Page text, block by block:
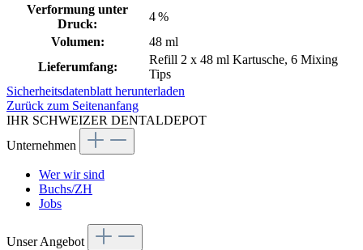
Verformung unter
Druck:
4 %
Volumen:
48 ml
Lieferumfang:
Refill 2 x 48 ml Kartusche, 6 Mixing
Tips
Sicherheitsdatenblatt herunterladen
Zurück zum Seitenanfang
IHR SCHWEIZER DENTALDEPOT
Unternehmen
Wer wir sind
Buchs/ZH
Jobs
Unser Angebot